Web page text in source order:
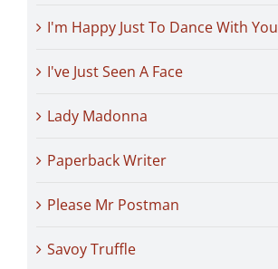
I'm Happy Just To Dance With You
I've Just Seen A Face
Lady Madonna
Paperback Writer
Please Mr Postman
Savoy Truffle